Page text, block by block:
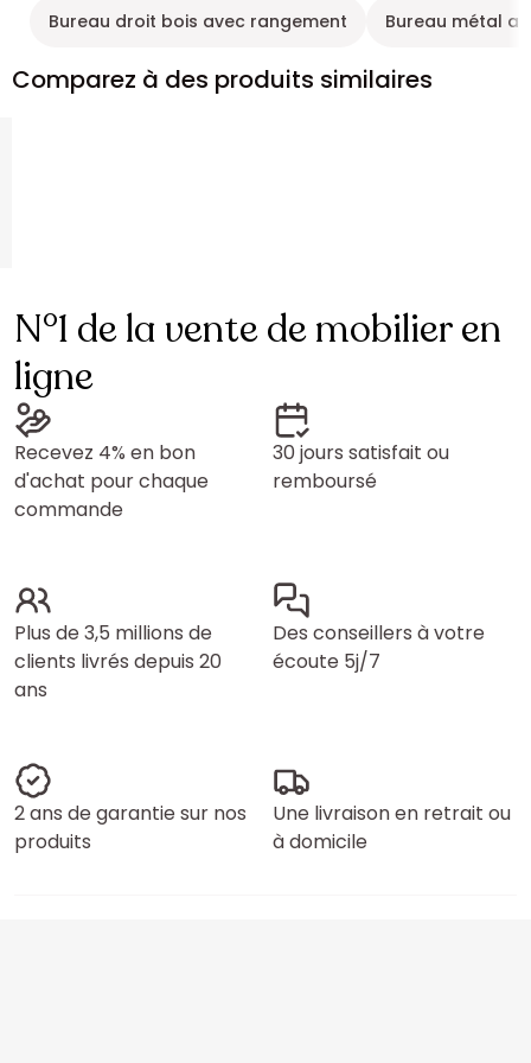
Bureau droit bois avec rangement Bureau métal
Comparez à des produits similaires
N°1 de la vente de mobilier en
ligne
Recevez 4% en bon
d'achat pour chaque
commande
30 jours satisfait ou
remboursé
Plus de 3,5 millions de
clients livrés depuis 20
ans
Des conseillers à votre
écoute 5j/7
2 ans de garantie sur nos
produits
Une livraison en retrait ou
à domicile